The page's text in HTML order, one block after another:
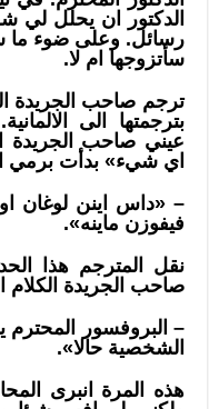
الدكتور ان يحلل لي
رسائل. وعلى ضوء ما
سأتزوجها ام لا.
ترجم صاحب الجريدة
بترجمتها الى
عيني صاحب الجريدة
اي شيء» بدأت برمي
– «داس اينن لوغان
فيفوزن ماينه».
نقل المترجم هذا
صاحب الجريدة الكلام
– البروفسور المحترم
الشخصية حالا».
هذه المرة انبرى